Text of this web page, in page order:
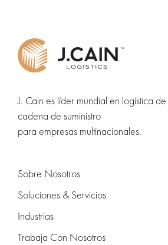
J. Cain es líder mundial en logística
cadena de suministro
para empresas multinacionales.
Sobre Nosotros
Soluciones & Servicios
Industrias
Trabaja Con Nosotros